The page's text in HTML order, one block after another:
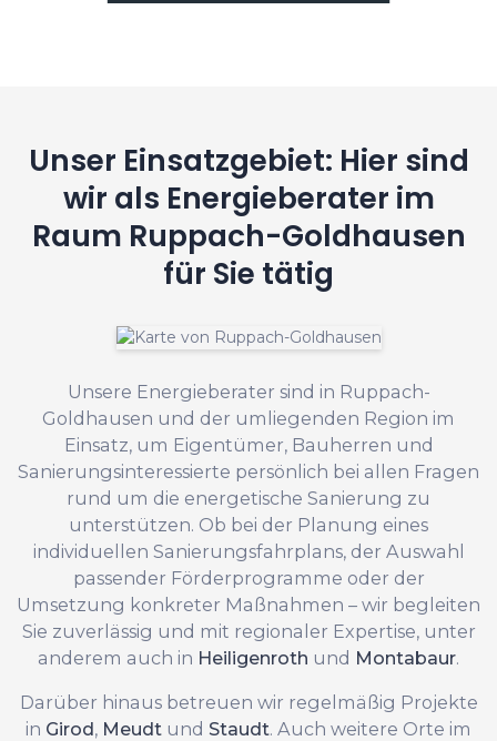
Unser Einsatzgebiet: Hier sind
wir als Energieberater im
Raum Ruppach-Goldhausen
für Sie tätig
Unsere Energieberater sind in Ruppach-
Goldhausen und der umliegenden Region im
Einsatz, um Eigentümer, Bauherren und
Sanierungsinteressierte persönlich bei allen Fragen
rund um die energetische Sanierung zu
unterstützen. Ob bei der Planung eines
individuellen Sanierungsfahrplans, der Auswahl
passender Förderprogramme oder der
Umsetzung konkreter Maßnahmen – wir begleiten
Sie zuverlässig und mit regionaler Expertise, unter
anderem auch in Heiligenroth und Montabaur.
Darüber hinaus betreuen wir regelmäßig Projekte
in Girod, Meudt und Staudt. Auch weitere Orte im